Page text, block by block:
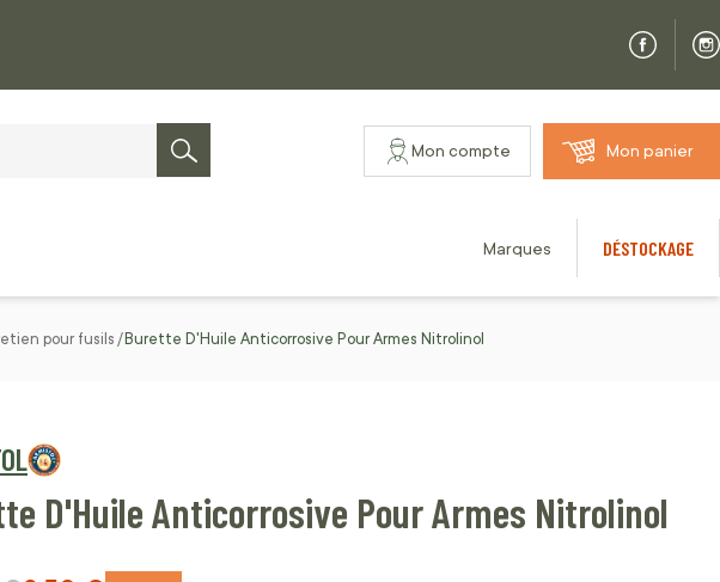
Rechercher
Mon compte Mon panier
Marques DÉSTOCKAGE
pour fusils Burette D'Huile Anticorrosive Pour Armes Nitrolinol
D'Huile Anticorrosive Pour Armes Nitrolinol